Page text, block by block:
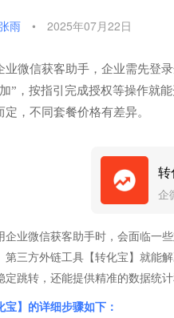
雨 • 2025年07月22日
业微信获客助手，企业需先登
”，按指引完成授权等操作就
定，不同套餐价格有差异。
转
企
企业微信获客助手时，会面临一
第三方外链工具【转化宝】就能
定跳转，还能提供精准的数据统计
宝】的详细步骤如下：